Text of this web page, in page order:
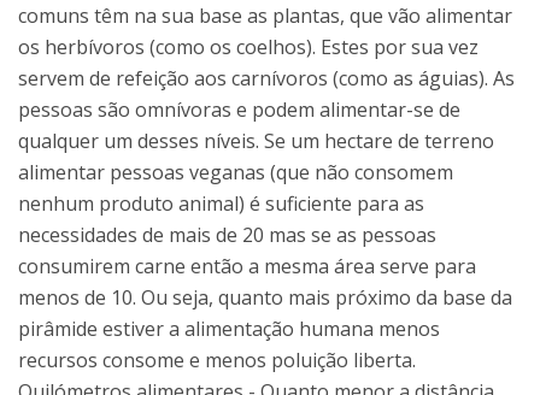
comuns têm na sua base as plantas, que vão alimentar
os herbívoros (como os coelhos). Estes por sua vez
servem de refeição aos carnívoros (como as águias). As
pessoas são omnívoras e podem alimentar-se de
qualquer um desses níveis. Se um hectare de terreno
alimentar pessoas veganas (que não consomem
nenhum produto animal) é suficiente para as
necessidades de mais de 20 mas se as pessoas
consumirem carne então a mesma área serve para
menos de 10. Ou seja, quanto mais próximo da base da
pirâmide estiver a alimentação humana menos
recursos consome e menos poluição liberta.